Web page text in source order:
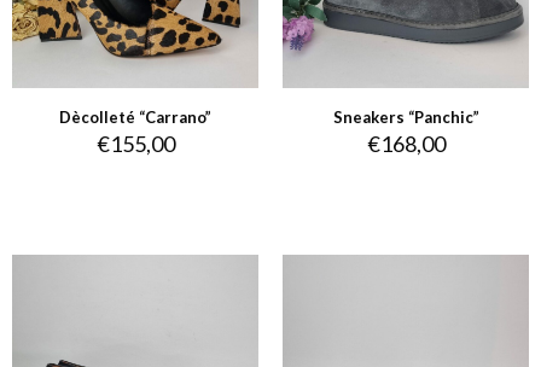
Dècolleté “Carrano”
€155,00
Sneakers “Panchic”
€168,00